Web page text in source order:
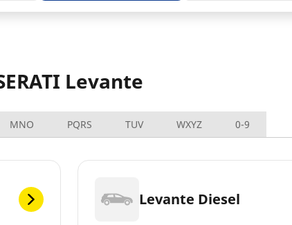
Levante
MNO PQRS TUV WXYZ 0-9
Levante Diesel